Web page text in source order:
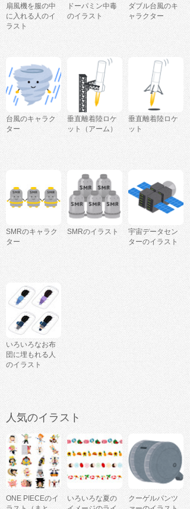
扇風機を服の中
に入れる人のイ
ラスト
ドーパミン中毒
のイラスト
ダブル台風のキ
ャラクター
台風のキャラク
ター
垂直離着陸ロケ
ット（アーム）
垂直離着陸ロケ
ット
SMRのキャラク
ター
SMRのイラスト
宇宙データセン
ターのイラスト
いろいろなお布
団に埋もれる人
のイラスト
人気のイラスト
ONE PIECEのイ
いろいろな夏の
クーゲルパンツ